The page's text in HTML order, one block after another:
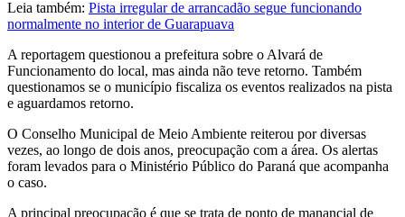
Leia também: Pista irregular de arrancadão segue funcionando
normalmente no interior de Guarapuava
A reportagem questionou a prefeitura sobre o Alvará de
Funcionamento do local, mas ainda não teve retorno. Também
questionamos se o município fiscaliza os eventos realizados na pista
e aguardamos retorno.
O Conselho Municipal de Meio Ambiente reiterou por diversas
vezes, ao longo de dois anos, preocupação com a área. Os alertas
foram levados para o Ministério Público do Paraná que acompanha
o caso.
A principal preocupação é que se trata de ponto de manancial de